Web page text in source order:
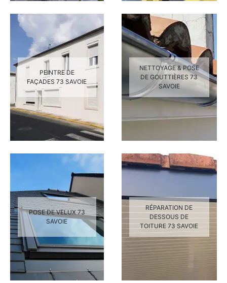
PEINTRE DE
FAÇADES 73 SAVOIE
NETTOYAGE & POSE
DE GOUTTIÈRES 73
SAVOIE
POSE DE VELUX 73
SAVOIE
RÉPARATION DE
DESSOUS DE
TOITURE 73 SAVOIE